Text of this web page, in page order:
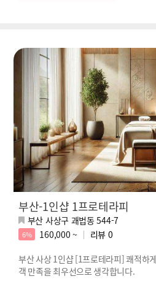
부산-1인샵 1프로테라피
부산 사상구 괘법동 544-7
6% 160,000 ~ 리뷰 0
부산 사상 1인샵 [1프로테라피] 쾌적하
객 만족을 최우선으로 생각합니다.